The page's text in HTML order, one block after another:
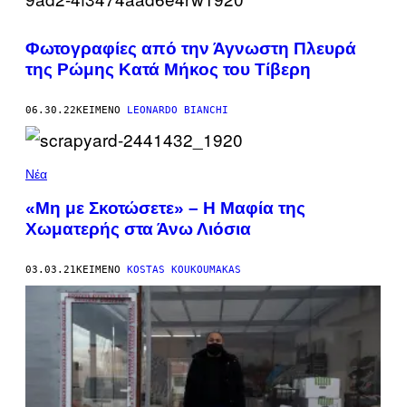
Φωτογραφίες από την Άγνωστη Πλευρά
της Ρώμης Κατά Μήκος του Τίβερη
06.30.22ΚΕΊΜΕΝΟ LEONARDO BIANCHI
Νέα
«Μη με Σκοτώσετε» – Η Μαφία της
Χωματερής στα Άνω Λιόσια
03.03.21ΚΕΊΜΕΝΟ KOSTAS KOUKOUMAKAS